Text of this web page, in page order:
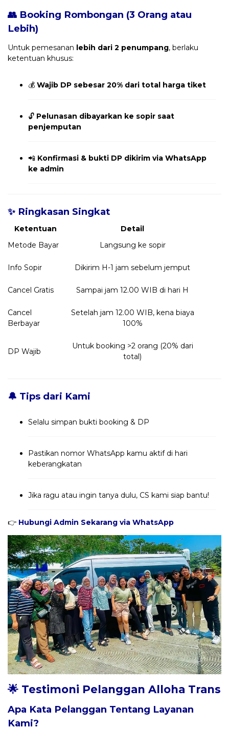
👥 Booking Rombongan (3 Orang atau
Lebih)
Untuk pemesanan lebih dari 2 penumpang, berlaku
ketentuan khusus:
💰 Wajib DP sebesar 20% dari total harga tiket
🔓 Pelunasan dibayarkan ke sopir saat
penjemputan
📲 Konfirmasi & bukti DP dikirim via WhatsApp
ke admin
✨ Ringkasan Singkat
Ketentuan
Detail
Metode Bayar
Langsung ke sopir
Info Sopir Dikirim H-1 jam sebelum jemput
Cancel Gratis Sampai jam 12.00 WIB di hari H
Cancel
Berbayar
Setelah jam 12.00 WIB, kena biaya
100%
DP Wajib
Untuk booking >2 orang (20% dari
total)
🔔 Tips dari Kami
Selalu simpan bukti booking & DP
Pastikan nomor WhatsApp kamu aktif di hari
keberangkatan
Jika ragu atau ingin tanya dulu, CS kami siap bantu!
👉 Hubungi Admin Sekarang via WhatsApp
🌟 Testimoni Pelanggan Alloha Trans
Apa Kata Pelanggan Tentang Layanan
Kami?